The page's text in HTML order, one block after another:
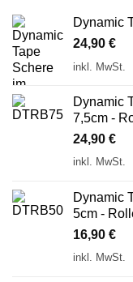
Dynamic
24,90 €
inkl. MwSt.
Dynamic
7,5cm -
24,90 €
inkl. MwSt.
Dynamic
5cm -
16,90 €
inkl. MwSt.